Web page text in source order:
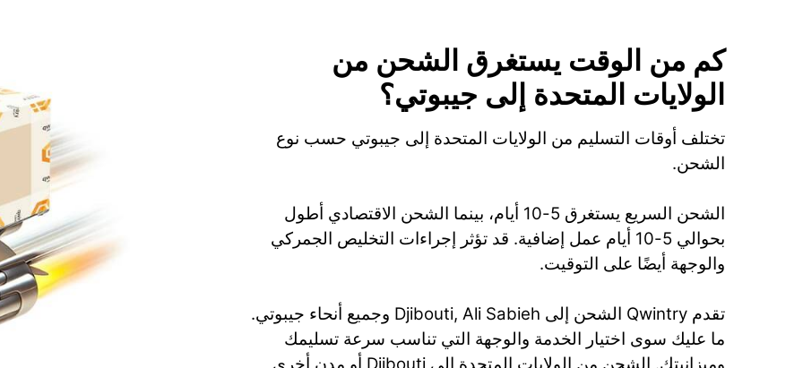
كم من الوقت يستغرق الشحن من
الولايات المتحدة إلى جيبوتي؟
تختلف أوقات التسليم من الولايات المتحدة إلى جيبوتي حسب نوع
الشحن.
الشحن السريع يستغرق 5-10 أيام، بينما الشحن الاقتصادي أطول
بحوالي 5-10 أيام عمل إضافية. قد تؤثر إجراءات التخليص الجمركي
والوجهة أيضًا على التوقيت.
تقدم Qwintry الشحن إلى Djibouti, Ali Sabieh وجميع أنحاء جيبوتي.
ما عليك سوى اختيار الخدمة والوجهة التي تناسب سرعة تسليمك